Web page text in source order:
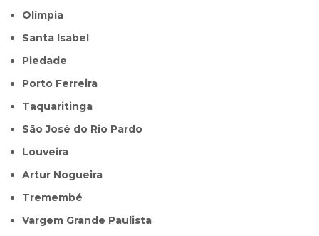
Olímpia
Santa Isabel
Piedade
Porto Ferreira
Taquaritinga
São José do Rio Pardo
Louveira
Artur Nogueira
Tremembé
Vargem Grande Paulista